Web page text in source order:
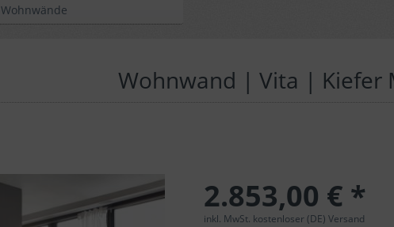
Wohnwände
Wohnwand | Vita | Kiefer
2.853,00 € *
inkl. MwSt. kostenloser (DE) Versand